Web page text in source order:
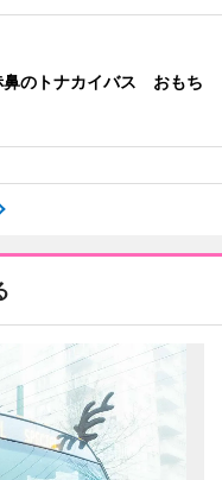
鼻のトナカイバス おもち